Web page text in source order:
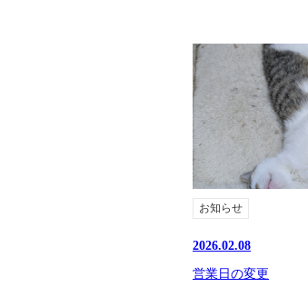
お知らせ
2026.02.08
営業日の変更